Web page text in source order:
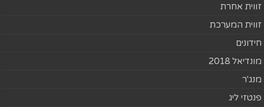
זווית אחרת
זווית המערכת
חידונים
מונדיאל 2018
מנג'ר
פנטזי ליג